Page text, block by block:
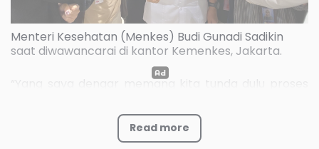
Read more
Menteri Kesehatan (Menkes) Budi Gunadi Sadikin
saat diwawancarai di kantor Kemenkes, Jakarta.
“Yang saya dengar memang kita tunda dulu proses
tapi yang bermasalah kita tunda sambil kita perbaiki
kekurangannya ada di mana,” Menteri Kesehatan